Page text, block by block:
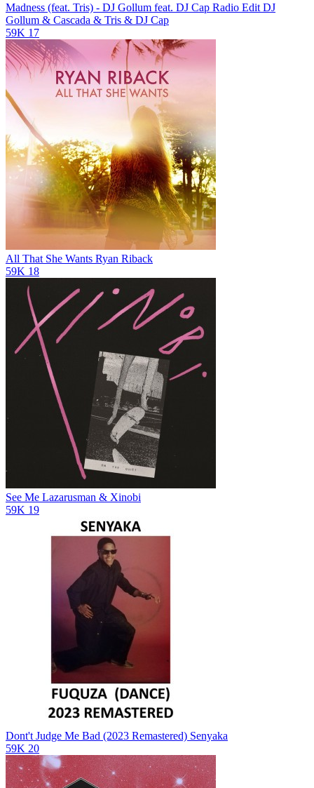
Madness (feat. Tris) - DJ Gollum feat. DJ Cap Radio Edit DJ
Gollum & Cascada & Tris & DJ Cap
59K 17
All That She Wants Ryan Riback
59K 18
See Me Lazarusman & Xinobi
59K 19
Dont't Judge Me Bad (2023 Remastered) Senyaka
59K 20